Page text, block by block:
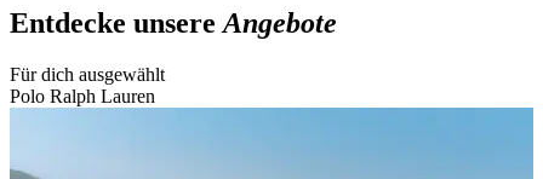
Entdecke unsereAngebote
Für dich ausgewählt
Polo Ralph Lauren